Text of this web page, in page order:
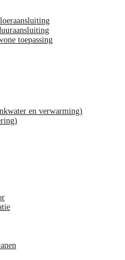
toepassing
en verwarming)